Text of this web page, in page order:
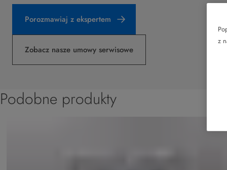
Porozmawiaj z ekspertem
Zobacz nasze umowy serwisowe
Podobne produkty
z